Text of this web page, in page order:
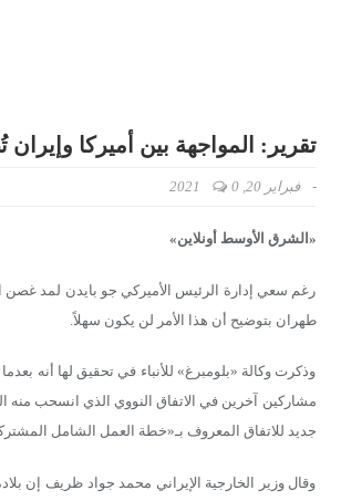
تقرير: المواجهة بين أميركا وإيران
- فبراير 20, 2021 0
«الشرق الأوسط أونلاين»
رغم سعي إدارة الرئيس الأميركي جو بايدن لمد غصن
طهران بتوضيح أن هذا الأمر لن يكون سهلاً.
وذكرت وكالة «بلومبرغ» للأنباء في تحقيق لها أنه
مشاركين آخرين في الاتفاق النووي الذي انسحب منه
جديد للاتفاق المعروف بـ«خطة العمل الشامل
وقال وزير الخارجية الإيراني محمد جواد ظريف إن